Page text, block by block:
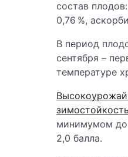
состав
0,76 %,
В период
сентября –
температуре
минимумом до
2,0 балла.